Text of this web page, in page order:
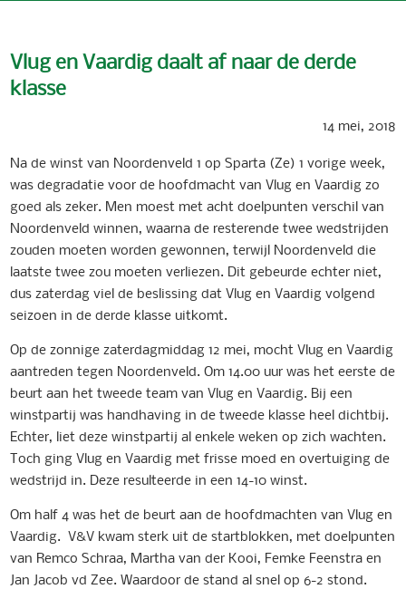
Vlug en Vaardig daalt af naar de derde
klasse
14 mei, 2018
Na de winst van Noordenveld 1 op Sparta (Ze) 1 vorige week,
was degradatie voor de hoofdmacht van Vlug en Vaardig zo
goed als zeker. Men moest met acht doelpunten verschil van
Noordenveld winnen, waarna de resterende twee wedstrijden
zouden moeten worden gewonnen, terwijl Noordenveld die
laatste twee zou moeten verliezen. Dit gebeurde echter niet,
dus zaterdag viel de beslissing dat Vlug en Vaardig volgend
seizoen in de derde klasse uitkomt.
Op de zonnige zaterdagmiddag 12 mei, mocht Vlug en Vaardig
aantreden tegen Noordenveld. Om 14.00 uur was het eerste de
beurt aan het tweede team van Vlug en Vaardig. Bij een
winstpartij was handhaving in de tweede klasse heel dichtbij.
Echter, liet deze winstpartij al enkele weken op zich wachten.
Toch ging Vlug en Vaardig met frisse moed en overtuiging de
wedstrijd in. Deze resulteerde in een 14-10 winst.
Om half 4 was het de beurt aan de hoofdmachten van Vlug en
Vaardig. V&V kwam sterk uit de startblokken, met doelpunten
van Remco Schraa, Martha van der Kooi, Femke Feenstra en
Jan Jacob vd Zee. Waardoor de stand al snel op 6-2 stond.